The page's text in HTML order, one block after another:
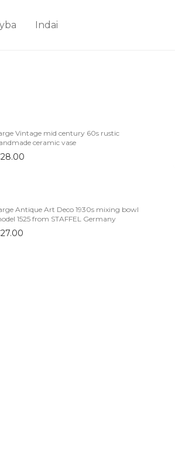
Indai
Vintage mid century 60s rustic
ceramic vase
28.00
Antique Art Deco 1930s mixing bowl
1525 from STAFFEL Germany
27.00